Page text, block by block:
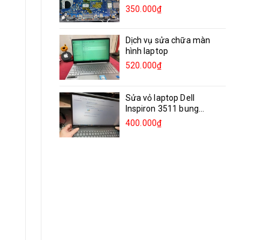
350.000₫
Dịch vụ sửa chữa màn
hình laptop
520.000₫
Sửa vỏ laptop Dell
Inspiron 3511 bung
bản...
400.000₫